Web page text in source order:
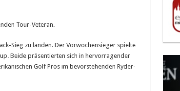
Tour-Veteran.
Sieg zu landen. Der Vorwochensieger spielte
Beide präsentierten sich in hervorragender
Golf Pros im bevorstehenden Ryder-